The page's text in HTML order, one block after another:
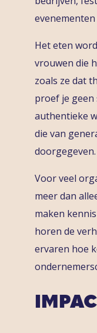
Het eten
vrouwen die
zoals ze dat
proef je
authentieke
die van
doorgegeven.
Voor veel
meer dan
maken
horen de
ervaren hoe